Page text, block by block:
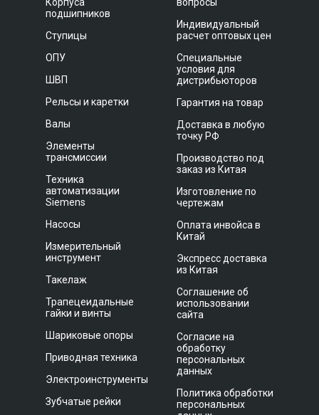
подшипников
Ступицы
ОПУ
ШВП
Рельсы и каретки
Валы
Элементы
трансмиссии
Техника
автоматизации
Siemens
Насосы
Измерительный
инструмент
Такелаж
Трапецеидальные
гайки и винты
Шариковые опоры
Приводная техника
Электроинструменты
Зубчатые рейки
Индивидуальный
расчет оптовых цен
Специальные
условия для
дистрибьюторов
Гарантия на товар
Доставка в любую
точку РФ
Производство под
заказ из Китая
Изготовление по
чертежам
Оплата инвойса в
Китай
Экспресс доставка
из Китая
Соглашение об
использовании
сайта
Согласие на
обработку
персональных
данных
Политика обработки
персональных